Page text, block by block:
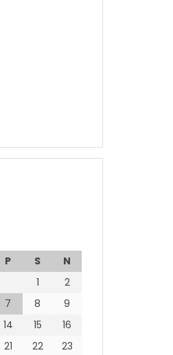
P S
N
1
2
7 8
9
14 15
16
21 22
23